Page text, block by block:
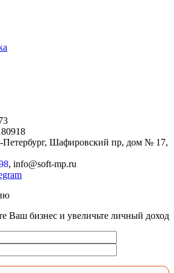
Петербург, Шафировский пр, дом № 17,
, info@soft-mp.ru
Ваш бизнес и увеличьте личный доход